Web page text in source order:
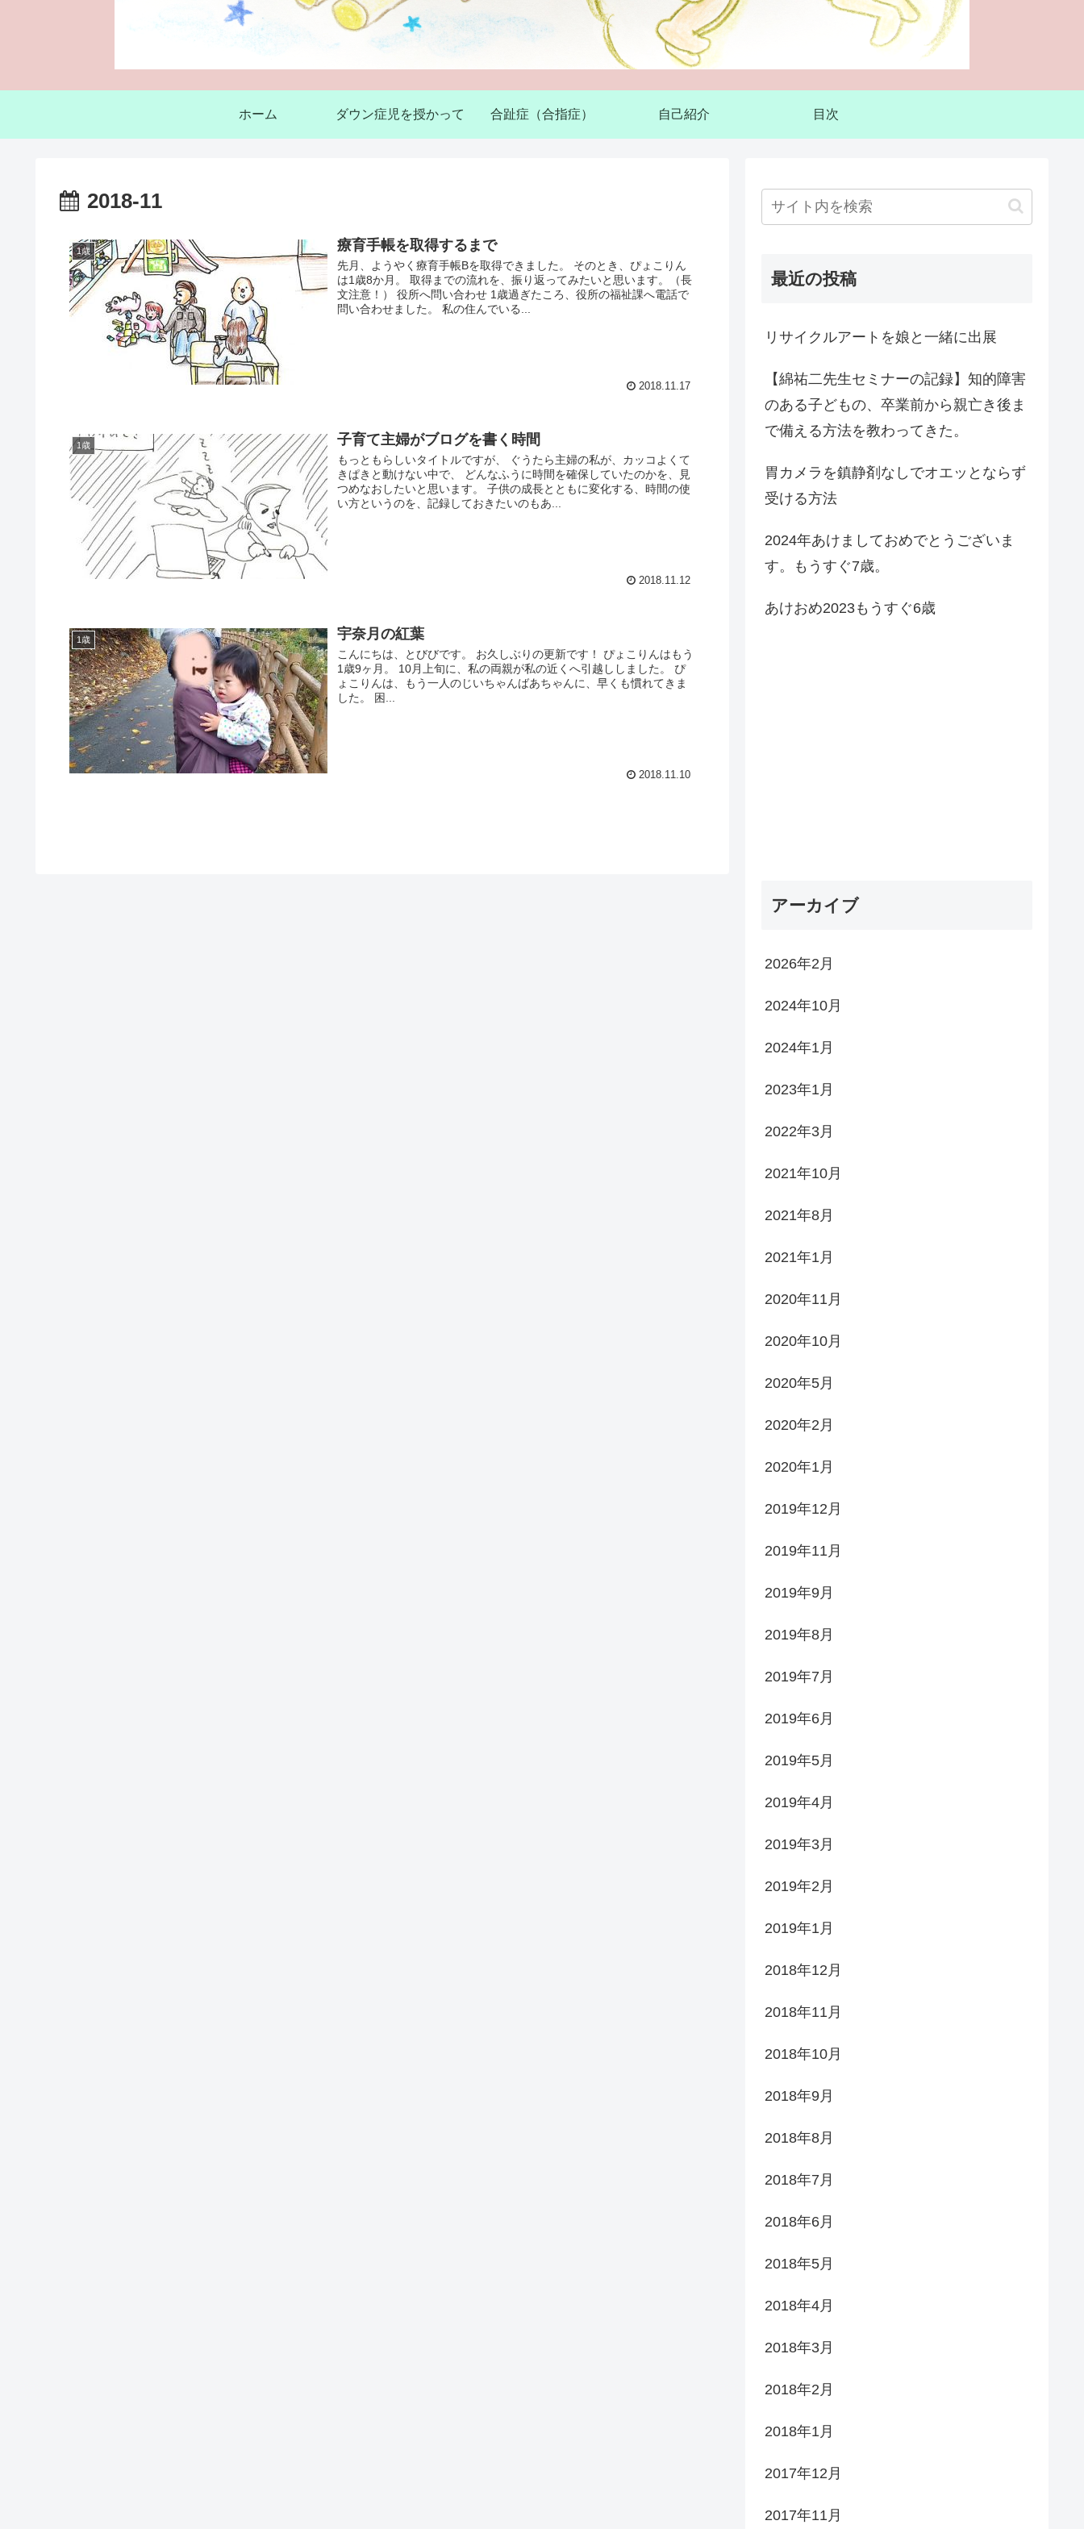
ホーム ダウン症児を授かって 合趾症（合指症） 自己紹介 目次
2018-11
1歳 療育手帳を取得するまで
先月、ようやく療育手帳Bを取得できました。 そのとき、ぴょこりん
は1歳8か月。 取得までの流れを、振り返ってみたいと思います。（長
文注意！） 役所へ問い合わせ 1歳過ぎたころ、役所の福祉課へ電話で
問い合わせました。 私の住んでいる...
2018.11.17
1歳 子育て主婦がブログを書く時間
もっともらしいタイトルですが、 ぐうたら主婦の私が、カッコよくて
きぱきと動けない中で、 どんなふうに時間を確保していたのかを、見
つめなおしたいと思います。 子供の成長とともに変化する、時間の使
い方というのを、記録しておきたいのもあ...
2018.11.12
1歳 宇奈月の紅葉
こんにちは、とびびです。 お久しぶりの更新です！ ぴょこりんはもう
1歳9ヶ月。 10月上旬に、私の両親が私の近くへ引越ししました。 ぴ
ょこりんは、もう一人のじいちゃんばあちゃんに、早くも慣れてきま
した。 困...
2018.11.10
最近の投稿
リサイクルアートを娘と一緒に出展
【綿祐二先生セミナーの記録】知的障害
のある子どもの、卒業前から親亡き後ま
で備える方法を教わってきた。
胃カメラを鎮静剤なしでオエッとならず
受ける方法
2024年あけましておめでとうございま
す。もうすぐ7歳。
あけおめ2023もうすぐ6歳
アーカイブ
2026年2月
2024年10月
2024年1月
2023年1月
2022年3月
2021年10月
2021年8月
2021年1月
2020年11月
2020年10月
2020年5月
2020年2月
2020年1月
2019年12月
2019年11月
2019年9月
2019年8月
2019年7月
2019年6月
2019年5月
2019年4月
2019年3月
2019年2月
2019年1月
2018年12月
2018年11月
2018年10月
2018年9月
2018年8月
2018年7月
2018年6月
2018年5月
2018年4月
2018年3月
2018年2月
2018年1月
2017年12月
2017年11月